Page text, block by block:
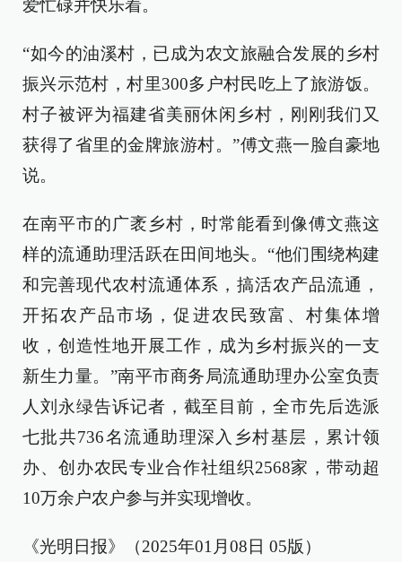
爱忙碌并快乐着。
“如今的油溪村，已成为农文旅融合发展的乡村
振兴示范村，村里300多户村民吃上了旅游饭。
村子被评为福建省美丽休闲乡村，刚刚我们又
获得了省里的金牌旅游村。”傅文燕一脸自豪地
说。
在南平市的广袤乡村，时常能看到像傅文燕这
样的流通助理活跃在田间地头。“他们围绕构建
和完善现代农村流通体系，搞活农产品流通，
开拓农产品市场，促进农民致富、村集体增
收，创造性地开展工作，成为乡村振兴的一支
新生力量。”南平市商务局流通助理办公室负责
人刘永绿告诉记者，截至目前，全市先后选派
七批共736名流通助理深入乡村基层，累计领
办、创办农民专业合作社组织2568家，带动超
10万余户农户参与并实现增收。
《光明日报》（2025年01月08日 05版）